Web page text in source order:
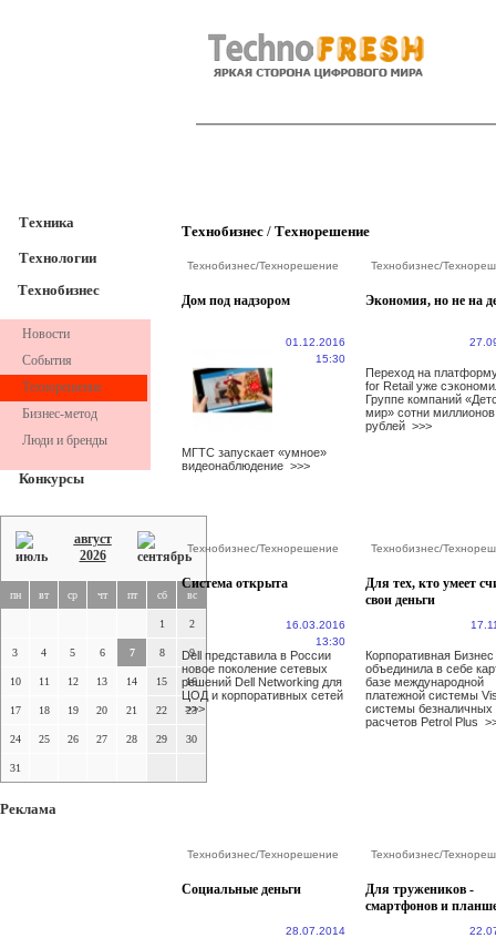
Техника
Технологии
Технобизнес
Новости
События
Технорешение
Бизнес-метод
Люди и бренды
Конкурсы
август
2026
пн вт ср чт пт сб вс
1 2
3 4 5 6 7 8 9
10 11 12 13 14 15 16
17 18 19 20 21 22 23
24 25 26 27 28 29 30
31
Реклама
Технобизнес / Технорешение
Технобизнес/Технорешение
Дом под надзором
01.12.2016
15:30
МГТС запускает «умное»
видеонаблюдение >>>
Технобизнес/
Экономия, но не на
Переход на
for Retail уже
Группе компаний
мир» сотни миллионов
рублей >>>
Технобизнес/Технорешение
Система открыта
16.03.2016
13:30
Dell представила в России
новое поколение сетевых
решений Dell Networking для
ЦОД и корпоративных сетей
>>>
Технобизнес/
Для тех, кто умеет
свои деньги
Корпоративная
объединила в себе
базе международной
платежной системы
системы безналичных
расчетов Petrol Plus
Технобизнес/Технорешение
Социальные деньги
28.07.2014
Технобизнес/
Для тружеников -
смартфонов и